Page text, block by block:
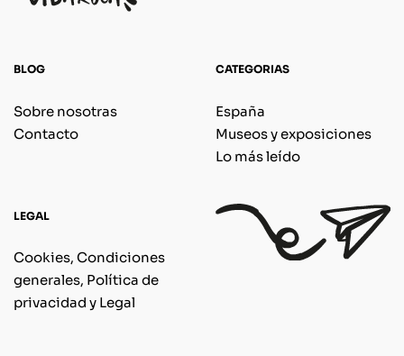
BLOG
Sobre nosotras
Contacto
CATEGORIAS
España
Museos y exposiciones
Lo más leído
LEGAL
Cookies, Condiciones
generales, Política de
privacidad y Legal